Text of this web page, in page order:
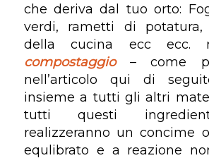
che deriva dal tuo orto:
verdi, rametti di
della cucina ecc ecc.
compostaggio– come
nell’articolo qui di
insieme a tutti gli altri
tutti questi
realizzeranno un concime
equlibrato e a reazione